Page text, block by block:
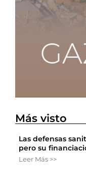
Más visto
Las defensas
pero su
Leer Más >>